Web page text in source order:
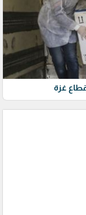
غزة